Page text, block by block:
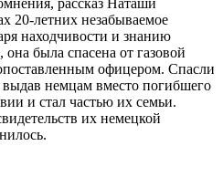
рассказ Наташи
20-летних незабываемое
находчивости и знанию
была спасена от газовой
офицером. Спасли
немцам вместо погибшего
и стал частью их семьи.
их немецкой